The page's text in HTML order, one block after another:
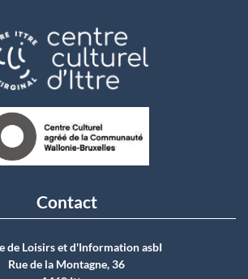
Contact
de Loisirs et d'Information asbI
Rue de la Montagne, 36